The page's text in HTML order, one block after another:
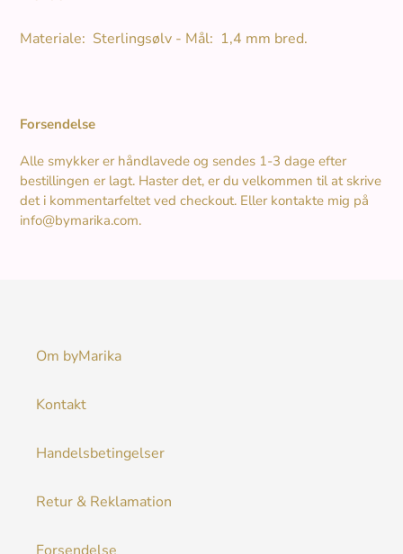
Materiale: Sterlingsølv - Mål: 1,4 mm bred.
Forsendelse
Alle smykker er håndlavede og sendes 1-3 dage efter
bestillingen er lagt. Haster det, er du velkommen til at skrive
det i kommentarfeltet ved checkout. Eller kontakte mig på
info@bymarika.com.
Om byMarika
Kontakt
Handelsbetingelser
Retur & Reklamation